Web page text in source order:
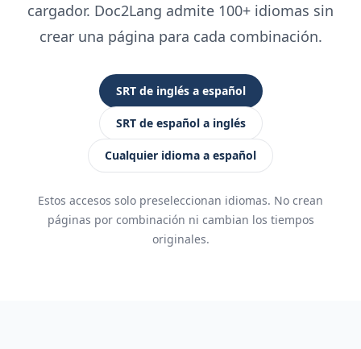
cargador. Doc2Lang admite 100+ idiomas sin
crear una página para cada combinación.
SRT de inglés a español
SRT de español a inglés
Cualquier idioma a español
Estos accesos solo preseleccionan idiomas. No crean
páginas por combinación ni cambian los tiempos
originales.